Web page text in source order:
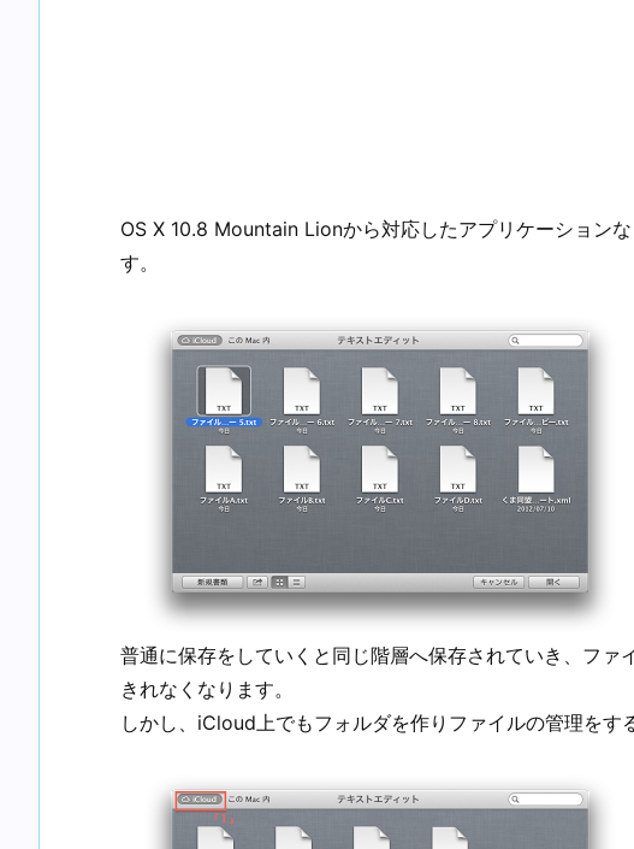
OS X 10.8 Mountain Lionから対応したアプリケーション
す。
普通に保存をしていくと同じ階層へ保存されていき、ファ
きれなくなります。
しかし、iCloud上でもフォルダを作りファイルの管理をす